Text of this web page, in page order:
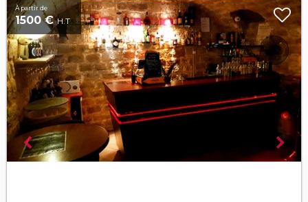
À partir de
1500 €H.T